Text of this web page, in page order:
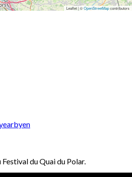
Leaflet | ©OpenStreetMapcontributors
du Quai du Polar.